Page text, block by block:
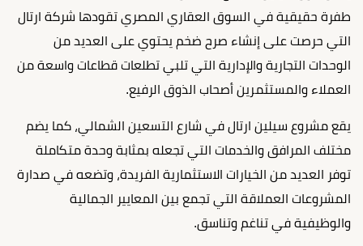
طفرة حقيقية في السوق العقاري المصري تقودها شركة ارتال
التي حرصت على إنشاء صرح ضخم يحتوي على العديد من
الوحدات التجارية والإدارية التي تلبي تطلعات قطاعات واسعة من
العملاء والمستثمرين أصحاب الذوق الرفيع.
يقع مشروع سيلين ارتال في شارع التسعين الشمالي، كما يضم
مختلف المرافق والخدمات التي تجعله بمثابة وحدة متكاملة
توفر العديد من الخيارات الاستثمارية الفريدة، وتضعه في صدارة
المشروعات العملاقة التي تجمع بين المعايير الجمالية
والوظيفية في تناغم وتناسق.